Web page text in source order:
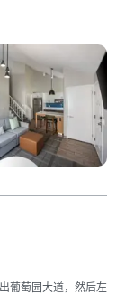
葡萄园大道，然后左